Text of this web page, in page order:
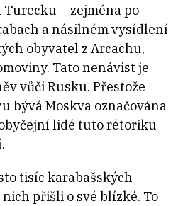
– zejména po
a násilném vysídlení
obyvatel z Arcachu,
Tato nenávist je
vůči Rusku. Přestože
bývá Moskva označována
lidé tuto rétoriku
tisíc karabašských
přišli o své blízké. To